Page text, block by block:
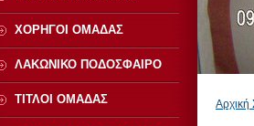
Αρχική
ΧΟΡΗΓΟΙ ΟΜΑΔΑΣ
ΛΑΚΩΝΙΚΟ ΠΟΔΟΣΦΑΙΡΟ
ΤΙΤΛΟΙ ΟΜΑΔΑΣ